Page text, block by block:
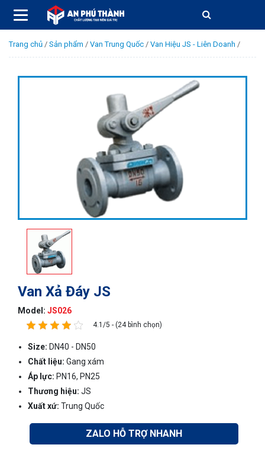
Trang chủ / Sản phẩm / Van Trung Quốc / Van Hiệu JS - Liên Doanh /
Van Xả Đáy JS
Model: JS026
4.1/5 - (24 bình chọn)
Size: DN40 - DN50
Chất liệu: Gang xám
Áp lực: PN16, PN25
Thương hiệu: JS
Xuất xứ: Trung Quốc
ZALO HỖ TRỢ NHANH